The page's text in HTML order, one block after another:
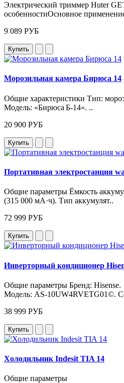
Электрический триммер Huter
особенностиОсновное
9 089 РУБ
Купить
Морозильная камера Бирюса 14
Общие характеристики Тип:
Модель: «Бирюса Б‑14». ..
20 900 РУБ
Купить
Портативная электростанция
Общие параметры Ёмкость
(315 000 мА·ч). Тип аккумулят..
72 999 РУБ
Купить
Инверторный кондиционер
Общие параметры Бренд: Hisense.
Модель: AS‑10UW4RVETG01©.
38 999 РУБ
Купить
Холодильник Indesit TIA 14
Общие параметры